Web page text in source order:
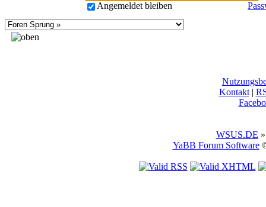
Angemeldet bleiben
Kontakt|
WSUS.DE
YaBB Forum Software©